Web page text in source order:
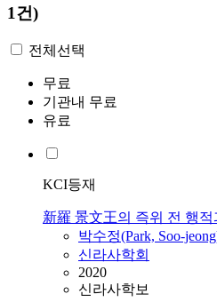
1건)
전체선택
무료
기관내 무료
유료
KCI등재
新羅 景文王의 즉위 전 행적
박수정(Park, Soo-
신라사학회
2020
신라사학보